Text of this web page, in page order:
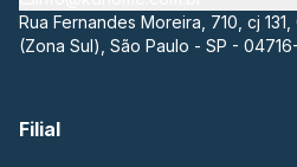
Rua Fernandes Moreira, 710, cj
(Zona Sul), São Paulo - SP -
Filial